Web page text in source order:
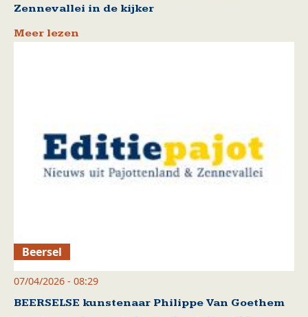
Zennevallei in de kijker
Meer lezen
Beersel
07/04/2026 - 08:29
BEERSELSE kunstenaar Philippe Van Goethem